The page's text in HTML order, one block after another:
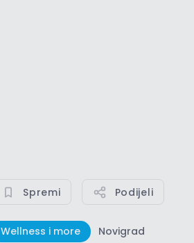
Spremi Podijeli
Wellness i more Novigrad